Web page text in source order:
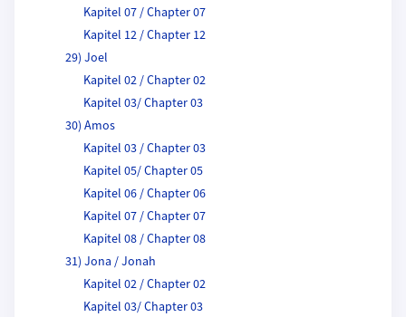
Kapitel 07 / Chapter 07
Kapitel 12 / Chapter 12
29) Joel
Kapitel 02 / Chapter 02
Kapitel 03/ Chapter 03
30) Amos
Kapitel 03 / Chapter 03
Kapitel 05/ Chapter 05
Kapitel 06 / Chapter 06
Kapitel 07 / Chapter 07
Kapitel 08 / Chapter 08
31) Jona / Jonah
Kapitel 02 / Chapter 02
Kapitel 03/ Chapter 03